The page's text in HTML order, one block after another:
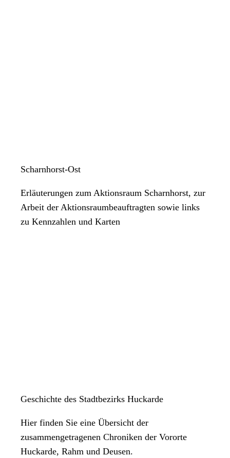
Scharnhorst-Ost
Erläuterungen zum Aktionsraum Scharnhorst, zur
Arbeit der Aktionsraumbeauftragten sowie links
zu Kennzahlen und Karten
Geschichte des Stadtbezirks Huckarde
Hier finden Sie eine Übersicht der
zusammengetragenen Chroniken der Vororte
Huckarde, Rahm und Deusen.